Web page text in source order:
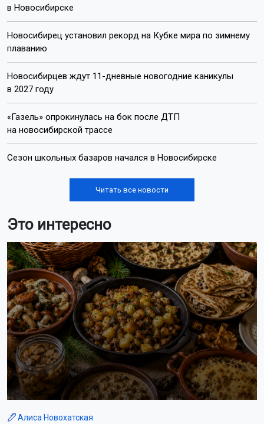
в Новосибирске
Новосибирец установил рекорд на Кубке мира по зимнему
плаванию
Новосибирцев ждут 11-дневные новогодние каникулы
в 2027 году
«Газель» опрокинулась на бок после ДТП
на новосибирской трассе
Сезон школьных базаров начался в Новосибирске
Читать все новости
Это интересно
Алиса Новохатская